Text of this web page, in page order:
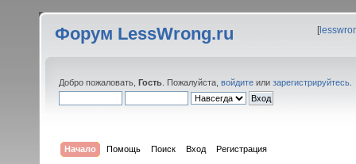
Форум LessWrong.ru [
Добро пожаловать, Гость . Пожалуйста, войдите или зарегистрируйтесь
Начало Помощь Поиск Вход Регистрация